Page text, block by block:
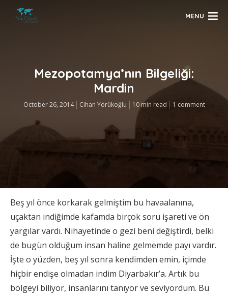
MENU
Mezopotamya’nın Bilgeliği:
Mardin
October 26, 2014 Cihan Yörükoğlu 10 min read 1 comment
Beş yıl önce korkarak gelmiştim bu havaalanına,
uçaktan indiğimde kafamda birçok soru işareti ve ön
yargılar vardı. Nihayetinde o gezi beni değiştirdi, belki
de bugün olduğum insan haline gelmemde payı vardır.
İşte o yüzden, beş yıl sonra kendimden emin, içimde
hiçbir endişe olmadan indim Diyarbakır’a. Artık bu
bölgeyi biliyor, insanlarını tanıyor ve seviyordum. Bu